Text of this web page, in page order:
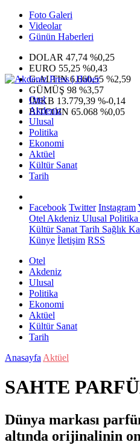
Foto Galeri
Videolar
Günün Haberleri
DOLAR 47,74 %0,25
EURO 55,25 %0,43
G.ALTIN6.660,55 %2,59
GÜMÜŞ 98 %3,57
IMKB 13.779,39 %-0,14
BITCOIN 65.068 %0,05
Otel
Akdeniz
Ulusal
Politika
Ekonomi
Aktüel
Kültür Sanat
Tarih
Facebook Twitter Instagram
Otel Akdeniz Ulusal Politika
Kültür Sanat Tarih Sağlık
Künye İletişim RSS
Otel
Akdeniz
Ulusal
Politika
Ekonomi
Aktüel
Kültür Sanat
Tarih
Anasayfa Aktüel
SAHTE
Dünya markası
altında orijinalinin